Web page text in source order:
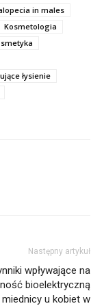
in males
Kosmetologia
łysienie
Następny artykuł
wpływające na
bioelektryczną
u kobiet w